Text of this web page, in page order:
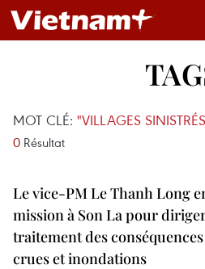
MOT CLÉ: "VILLAGES
0 Résultat
Le vice-PM Le Thanh Long
mission à Son La pour
traitement des
crues et inondations